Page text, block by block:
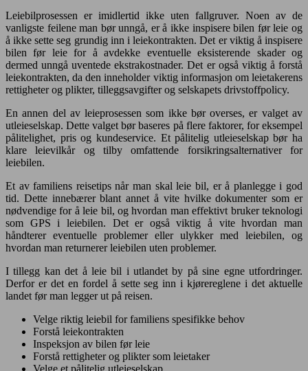
Leiebilprosessen er imidlertid ikke uten fallgruver. Noen av de
vanligste feilene man bør unngå, er å ikke inspisere bilen før leie og
å ikke sette seg grundig inn i leiekontrakten. Det er viktig å inspisere
bilen før leie for å avdekke eventuelle eksisterende skader og
dermed unngå uventede ekstrakostnader. Det er også viktig å forstå
leiekontrakten, da den inneholder viktig informasjon om leietakerens
rettigheter og plikter, tilleggsavgifter og selskapets drivstoffpolicy.
En annen del av leieprosessen som ikke bør overses, er valget av
utleieselskap. Dette valget bør baseres på flere faktorer, for eksempel
pålitelighet, pris og kundeservice. Et pålitelig utleieselskap bør ha
klare leievilkår og tilby omfattende forsikringsalternativer for
leiebilen.
Et av familiens reisetips når man skal leie bil, er å planlegge i god
tid. Dette innebærer blant annet å vite hvilke dokumenter som er
nødvendige for å leie bil, og hvordan man effektivt bruker teknologi
som GPS i leiebilen. Det er også viktig å vite hvordan man
håndterer eventuelle problemer eller ulykker med leiebilen, og
hvordan man returnerer leiebilen uten problemer.
I tillegg kan det å leie bil i utlandet by på sine egne utfordringer.
Derfor er det en fordel å sette seg inn i kjørereglene i det aktuelle
landet før man legger ut på reisen.
Velge riktig leiebil for familiens spesifikke behov
Forstå leiekontrakten
Inspeksjon av bilen før leie
Forstå rettigheter og plikter som leietaker
Velge et pålitelig utleieselskap